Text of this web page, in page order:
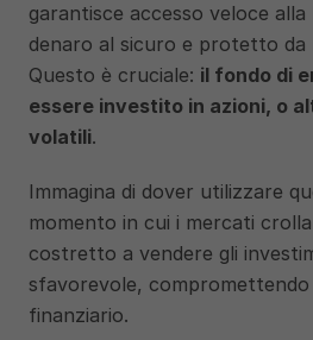
garantisce accesso veloce
denaro al sicuro e protetto da
Questo è cruciale: il fondo di
essere investito in azioni, o
volatili.
Immagina di dover utilizzare
momento in cui i mercati
costretto a vendere gli
sfavorevole,
finanziario.